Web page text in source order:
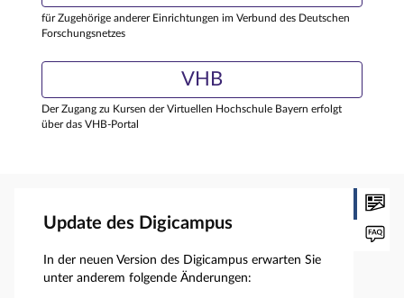
für Zugehörige anderer Einrichtungen im Verbund des Deutschen
Forschungsnetzes
VHB
Der Zugang zu Kursen der Virtuellen Hochschule Bayern erfolgt
über das VHB-Portal
Update des Digicampus
In der neuen Version des Digicampus erwarten Sie
unter anderem folgende Änderungen: